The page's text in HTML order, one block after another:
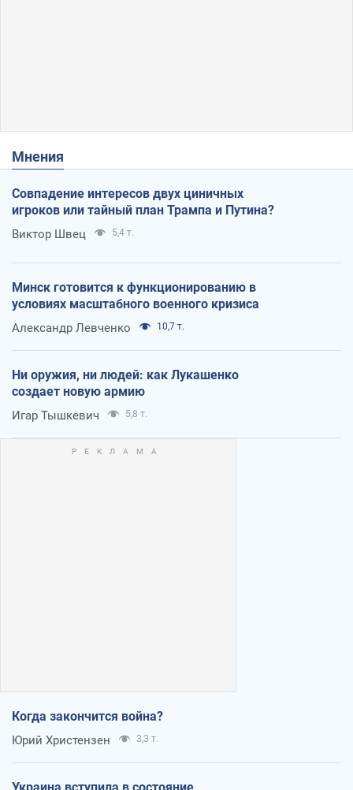
Мнения
Совпадение интересов двух циничных
игроков или тайный план Трампа и Путина?
Виктор Швец 5,4 т.
Минск готовится к функционированию в
условиях масштабного военного кризиса
Александр Левченко 10,7 т.
Ни оружия, ни людей: как Лукашенко
создает новую армию
Игар Тышкевич 5,8 т.
Когда закончится война?
Юрий Христензен 3,3 т.